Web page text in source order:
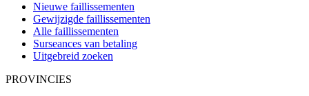
Nieuwe faillissementen
Gewijzigde faillissementen
Alle faillissementen
Surseances van betaling
Uitgebreid zoeken
PROVINCIES